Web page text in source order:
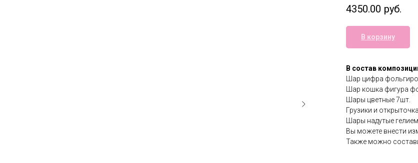
4350.00 руб.
В корзину
В состав
Шар цифра
Шар кошка фигура
Шары цветные 7шт.
Грузики и
Шары надутые
Вы можете внести
Также можно